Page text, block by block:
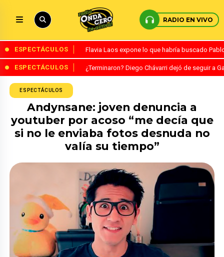
RADIO EN VIVO
ESPECTÁCULOS Flavia Laos expone lo que habría buscado
ESPECTÁCULOS ¿Terminaron? Diego Chávarri dejó de seguir a
ESPECTÁCULOS
Andynsane: joven denuncia a
youtuber por acoso “me decía que
si no le enviaba fotos desnuda no
valía su tiempo”